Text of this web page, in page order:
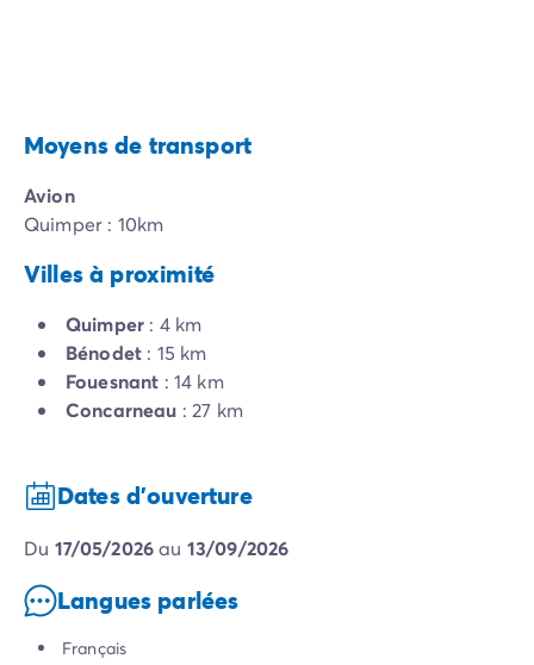
Moyens de transport
Avion
Quimper : 10km
Villes à proximité
Quimper : 4 km
Bénodet : 15 km
Fouesnant : 14 km
Concarneau : 27 km
Dates d'ouverture
du 17/05/2026au 13/09/2026
Langues parlées
Français